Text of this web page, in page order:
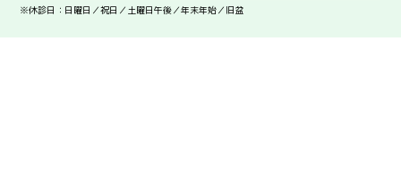
※休診日：日曜日／祝日／土曜日午後／年末年始／旧盆